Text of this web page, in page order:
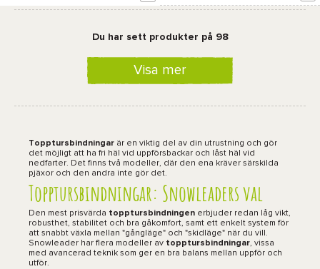
Du har sett produkter på 98
Visa mer
Topptursbindningar är en viktig del av din utrustning och gör
det möjligt att ha fri häl vid uppförsbackar och låst häl vid
nedfarter. Det finns två modeller, där den ena kräver särskilda
pjäxor och den andra inte gör det.
Topptursbindningar: Snowleaders val
Den mest prisvärda topptursbindningen erbjuder redan låg vikt,
robusthet, stabilitet och bra gåkomfort, samt ett enkelt system för
att snabbt växla mellan "gångläge" och "skidläge" när du vill.
Snowleader har flera modeller av topptursbindningar, vissa
med avancerad teknik som ger en bra balans mellan uppför och
utför.